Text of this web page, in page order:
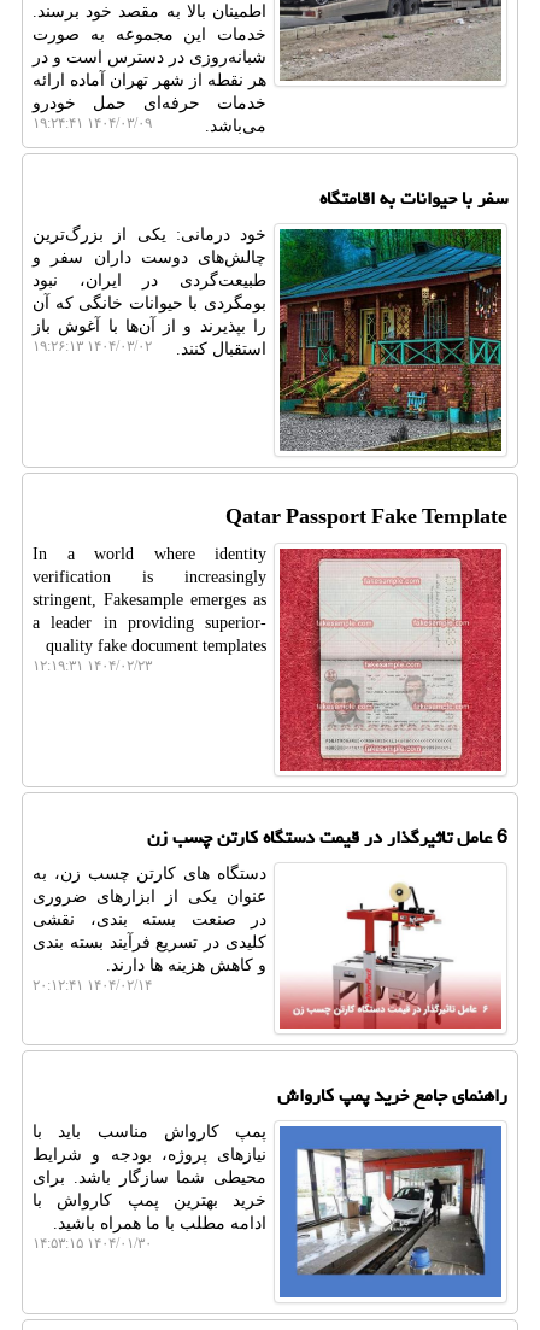
اطمینان بالا به مقصد خود برسند.
خدمات این مجموعه به صورت
شبانه‌روزی در دسترس است و در
هر نقطه از شهر تهران آماده ارائه
خدمات حرفه‌ای حمل خودرو
می‌باشد.
۱۴۰۴/۰۳/۰۹ ۱۹:۲۴:۴۱
سفر با حیوانات به اقامتگاه
خود درمانی: یکی از بزرگ‌ترین
چالش‌های دوست داران سفر و
طبیعت‌گردی در ایران، نبود
بومگردی با حیوانات خانگی که آن
را بپذیرند و از آن‌ها با آغوش باز
استقبال کنند.
۱۴۰۴/۰۳/۰۲ ۱۹:۲۶:۱۳
Qatar Passport Fake Template
In a world where identity
verification is increasingly
stringent, Fakesample emerges as
a leader in providing superior-
quality fake document templates
۱۴۰۴/۰۲/۲۳ ۱۲:۱۹:۳۱
6 عامل تاثیرگذار در قیمت دستگاه کارتن چسب زن
دستگاه ‌های کارتن چسب زن، به
عنوان یکی از ابزارهای ضروری
در صنعت بسته ‌بندی، نقشی
کلیدی در تسریع فرآیند بسته ‌بندی
و کاهش هزینه‌ ها دارند.
۱۴۰۴/۰۲/۱۴ ۲۰:۱۲:۴۱
راهنمای جامع خرید پمپ کارواش
پمپ کارواش مناسب باید با
نیازهای پروژه، بودجه و شرایط
محیطی شما سازگار باشد. برای
خرید بهترین پمپ کارواش با
ادامه مطلب با ما همراه باشید.
۱۴۰۴/۰۱/۳۰ ۱۴:۵۳:۱۵